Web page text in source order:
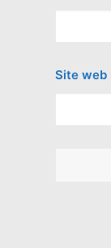
Site web